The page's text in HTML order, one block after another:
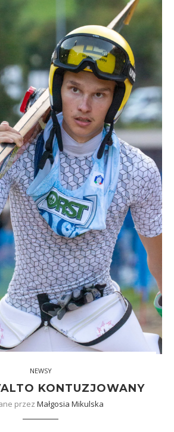
NEWSY
KONTUZJOWANY
przez Małgosia Mikulska